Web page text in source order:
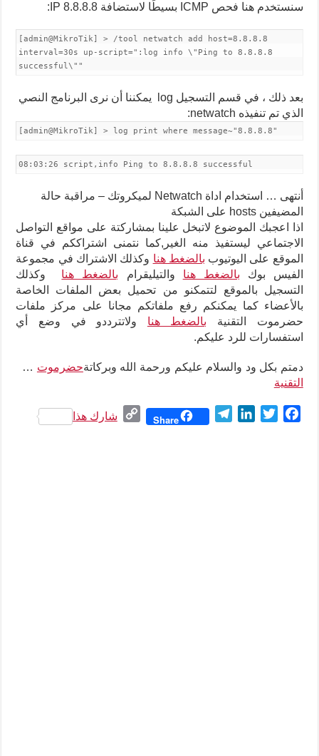
سنستخدم هنا فحص ICMP بسيطًا لاستضافة IP 8.8.8.8:
[admin@MikroTik] > /tool netwatch add host=8.8.8.8
interval=30s up-script=":log info \"Ping to 8.8.8.8
successful\""
بعد ذلك ، في قسم التسجيل log يمكننا أن نرى البرنامج النصي
الذي تم تنفيذه netwatch:
[admin@MikroTik] > log print where message~"8.8.8.8"
08:03:26 script,info Ping to 8.8.8.8 successful
أنتهى … استخدام اداة Netwatch لميكروتك – مراقبة حالة
المضيفين hosts على الشبكة
اذا اعجبك الموضوع لاتبخل علينا بمشاركتة على مواقع التواصل
الاجتماعي ليستفيذ منه الغير,كما نتمنى اشتراككم في قناة
الموقع على اليوتيوب بالضغط هنا وكذلك الاشتراك في مجموعة
الفيس بوك
بالضغط هنا والتيليقرام بالضغط هنا
وكذلك
التسجيل بالموقع لتتمكنو من تحميل بعض الملفات الخاصة
بالأعضاء كما يمكنكم رفع ملفاتكم مجانا على مركز ملفات
حضرموت التقنية
بالضغط هنا
ولاتترددو في وضع أي
استفسارات للرد عليكم.
دمتم بكل ود والسلام عليكم ورحمة الله وبركاتة …حضرموت
التقنية
T
Share
Cشارك هذا